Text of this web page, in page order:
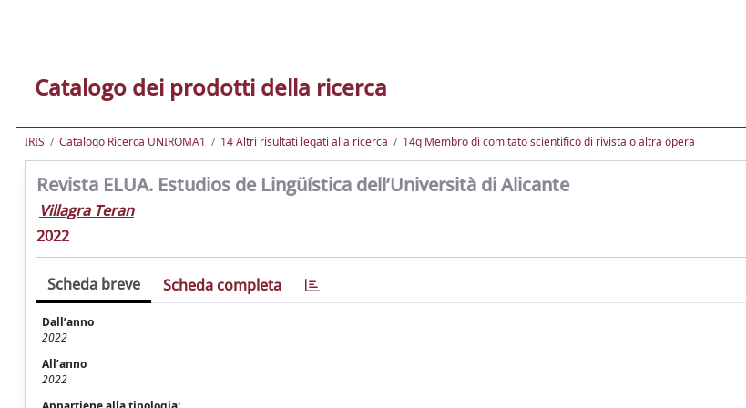
Catalogo dei prodotti della ricerca
IRIS Catalogo Ricerca UNIROMA1 14 Altri risultati legati alla ricerca 14q Membro di comitato scientifico di rivista o altra opera
Revista ELUA. Estudios de Lingüística dell’Università di Alicante
Villagra Teran
2022
Scheda breve Scheda completa
Dall’anno
2022
All’anno
2022